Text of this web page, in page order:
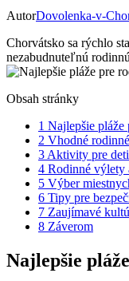
AutorDovolenka-v-
Chorvátsko sa rýchlo⁣
nezabudnuteľnú
Obsah stránky
1 Najlepšie
2 Vhodné
3 Aktivity pre
4 Rodinné výlety
5 Výber
6 Tipy⁤ pre
7 Zaujímavé
8 Záverom
Najlepšie